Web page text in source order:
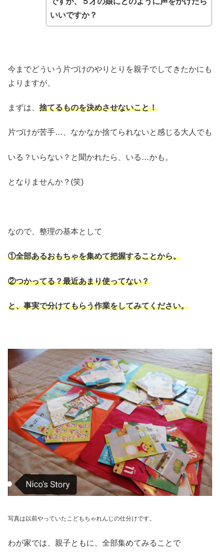
いいですか？
今までどういう片づけのやりとりを親子でしてきたかにも
よりますが、
まずは、 捨てるものを決めさせないこと！
片づけが苦手…、なかなか捨てられないと感じる大人でも
いる？いらない？と聞かれたら、いる…かも。
となりませんか？(笑)
なので、整理の基本として
①全部あるおもちゃを集めて把握することから。
②つかってる？最近あまり使ってない？
と、事実で分けてもらう作業をしてみてください。
写真は以前やっていたこどもちゃれんじの仕分けです。
わが家では、親子ともに、全部集めてみることで